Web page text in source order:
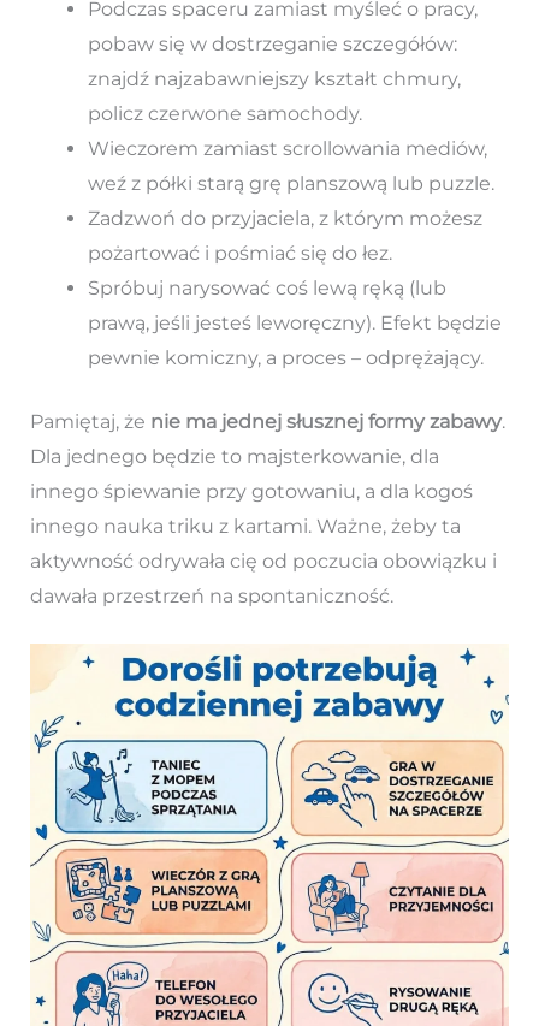
Podczas spaceru zamiast myśleć o pracy,
pobaw się w dostrzeganie szczegółów:
znajdź najzabawniejszy kształt chmury,
policz czerwone samochody.
Wieczorem zamiast scrollowania mediów,
weź z półki starą grę planszową lub puzzle.
Zadzwoń do przyjaciela, z którym możesz
pożartować i pośmiać się do łez.
Spróbuj narysować coś lewą ręką (lub
prawą, jeśli jesteś leworęczny). Efekt będzie
pewnie komiczny, a proces – odprężający.
Pamiętaj, że nie ma jednej słusznej formy zabawy.
Dla jednego będzie to majsterkowanie, dla
innego śpiewanie przy gotowaniu, a dla kogoś
innego nauka triku z kartami. Ważne, żeby ta
aktywność odrywała cię od poczucia obowiązku i
dawała przestrzeń na spontaniczność.